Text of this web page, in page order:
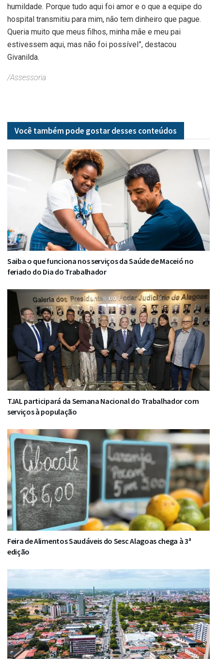
humildade. Porque tudo aqui foi amor e o que a equipe do
hospital transmitiu para mim, não tem dinheiro que pague.
Queria muito que meus filhos, minha mãe e meu pai
estivessem aqui, mas não foi possível”, destacou
Givanilda.
/Assessoria
Você também pode gostar desses conteúdos
Saiba o que funciona nos serviços da Saúde de Maceió no
feriado do Dia do Trabalhador
TJAL participará da Semana Nacional do Trabalhador com
serviços à população
Feira de Alimentos Saudáveis do Sesc Alagoas chega à 3ª
edição